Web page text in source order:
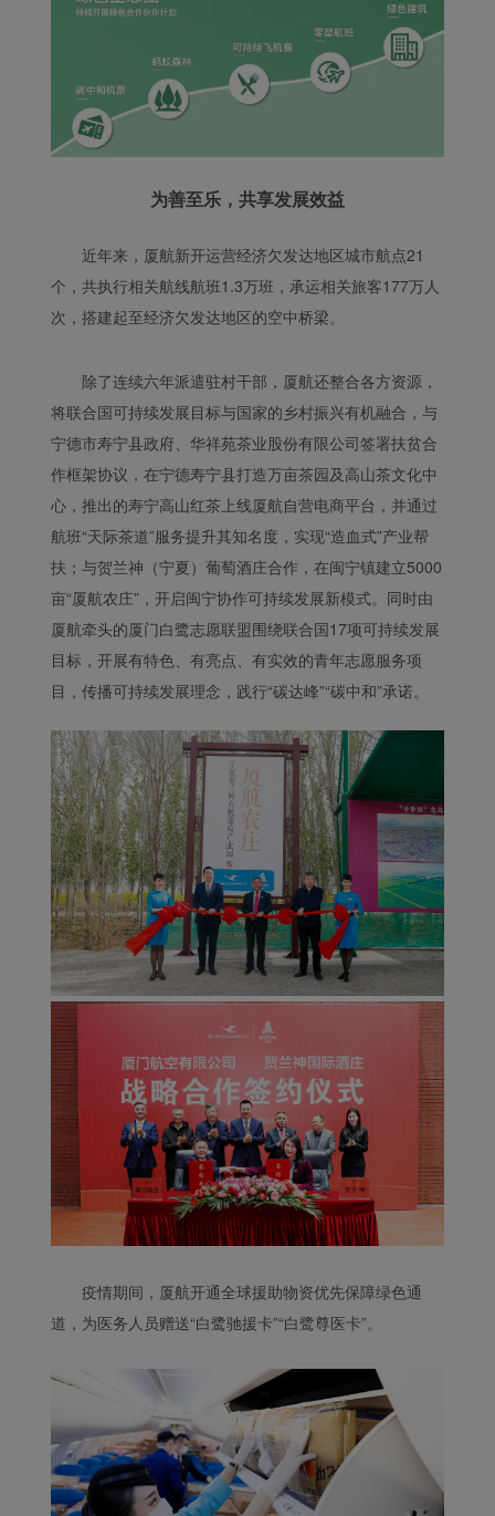
为善至乐，共享发展效益
近年来，厦航新开运营经济欠发达地区城市航点21
个，共执行相关航线航班1.3万班，承运相关旅客177万人
次，搭建起至经济欠发达地区的空中桥梁。
除了连续六年派遣驻村干部，厦航还整合各方资源，
将联合国可持续发展目标与国家的乡村振兴有机融合，与
宁德市寿宁县政府、华祥苑茶业股份有限公司签署扶贫合
作框架协议，在宁德寿宁县打造万亩茶园及高山茶文化中
心，推出的寿宁高山红茶上线厦航自营电商平台，并通过
航班“天际茶道”服务提升其知名度，实现“造血式”产业帮
扶；与贺兰神（宁夏）葡萄酒庄合作，在闽宁镇建立5000
亩“厦航农庄”，开启闽宁协作可持续发展新模式。同时由
厦航牵头的厦门白鹭志愿联盟围绕联合国17项可持续发展
目标，开展有特色、有亮点、有实效的青年志愿服务项
目，传播可持续发展理念，践行“碳达峰”“碳中和”承诺。
疫情期间，厦航开通全球援助物资优先保障绿色通
道，为医务人员赠送“白鹭驰援卡”“白鹭尊医卡”。